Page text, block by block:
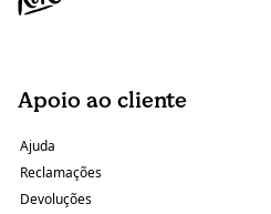
Apoio ao cliente
Ajuda
Reclamações
Devoluções